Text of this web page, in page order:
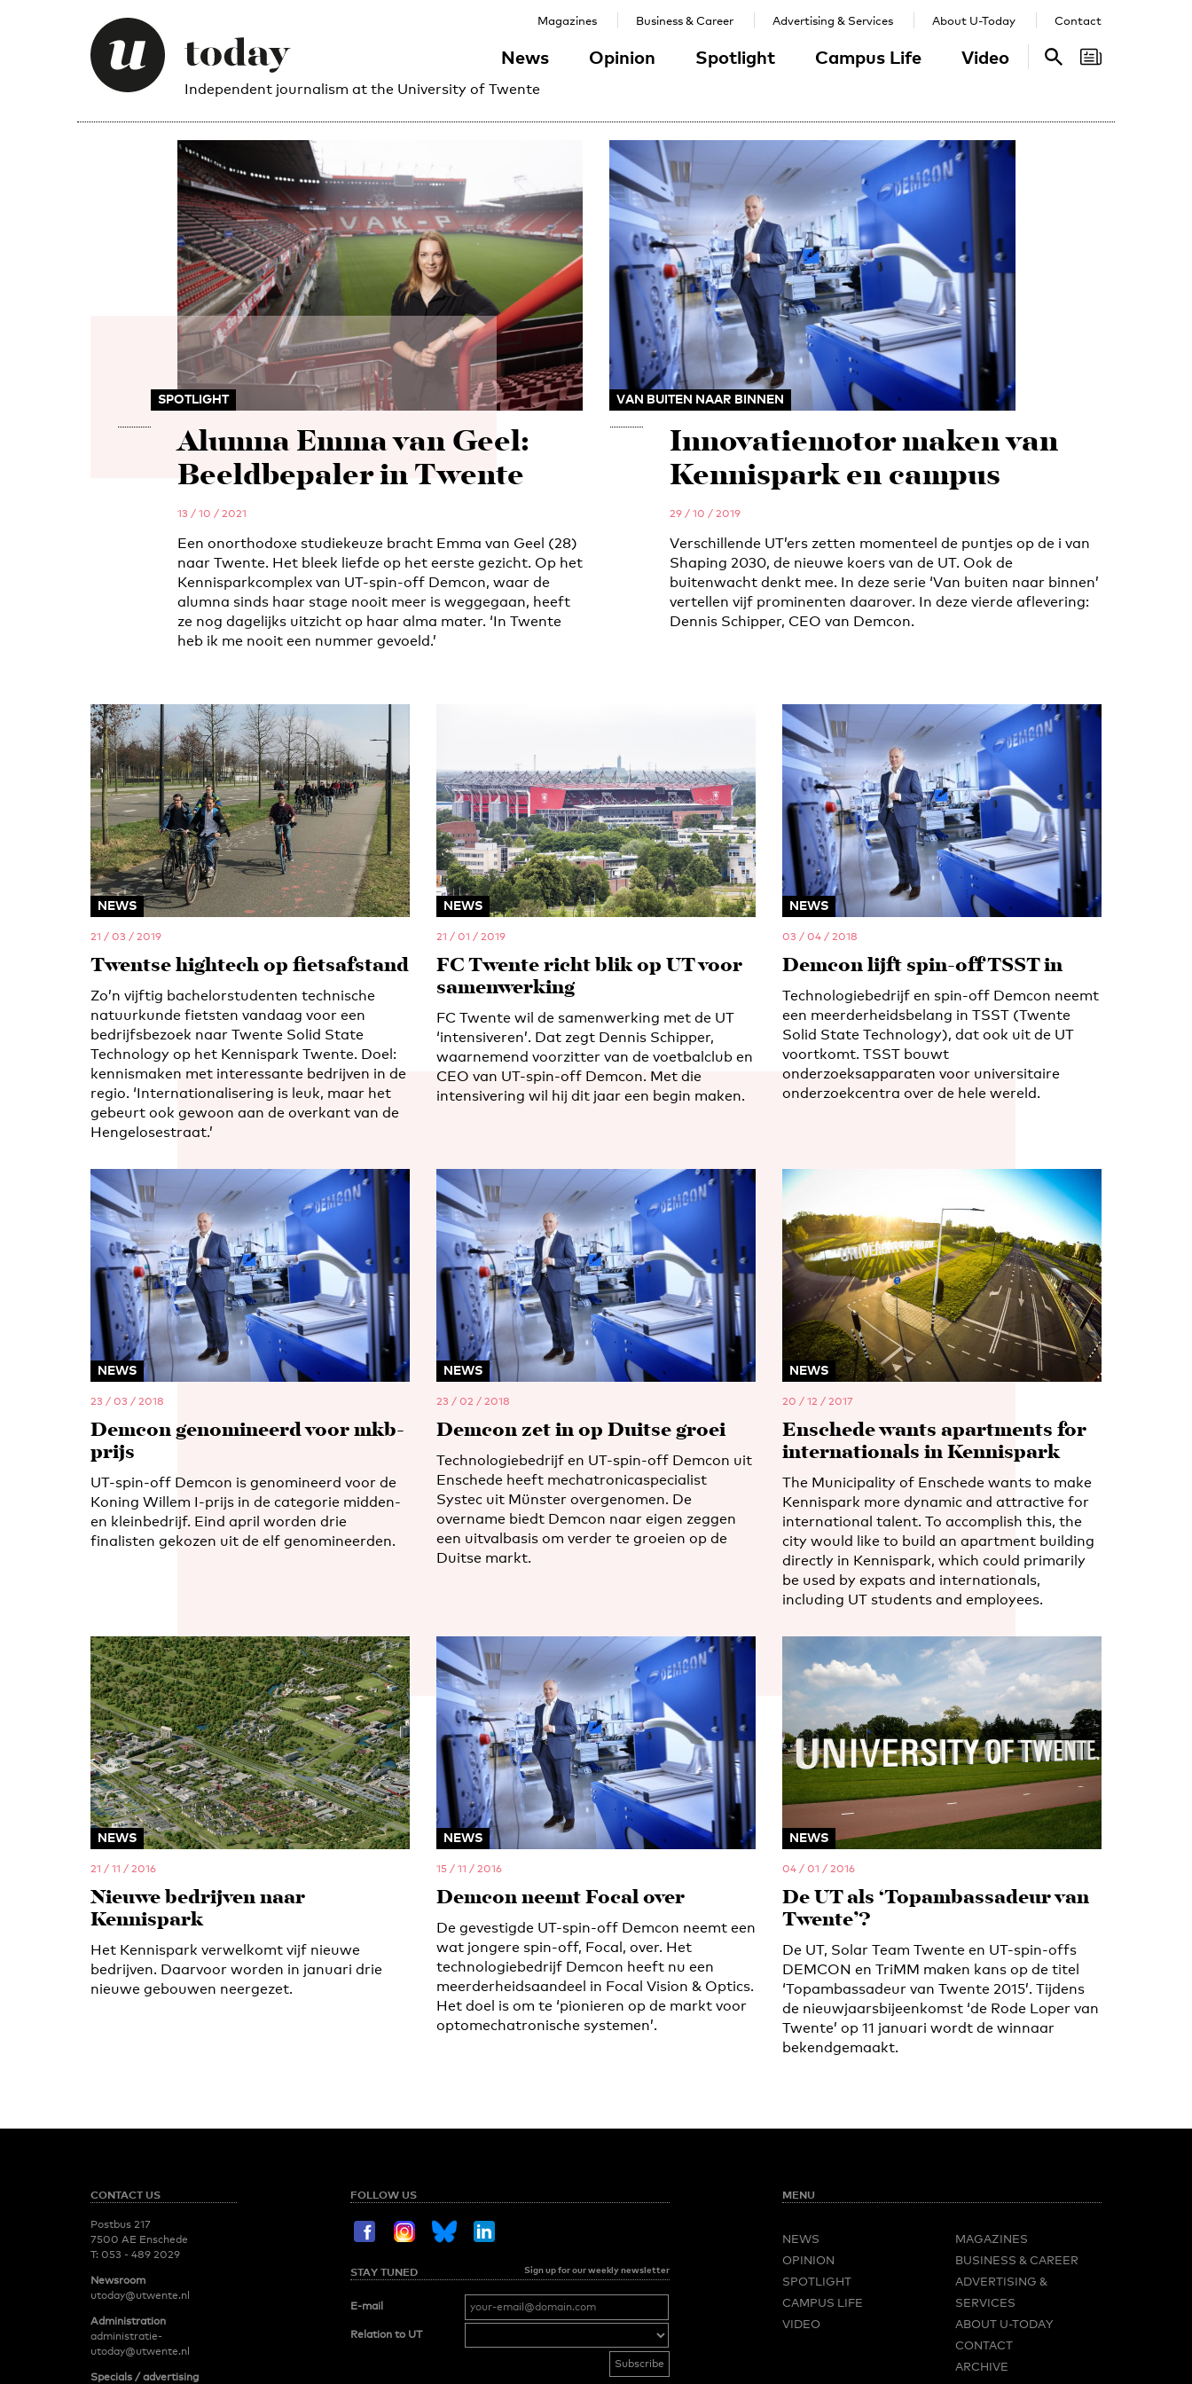
Independent journalism at the University of Twente
News Opinion Spotlight Campus Life Video
Magazines Business & Career Advertising & Services About U-Today Contact
Search
SPOTLIGHT
Alumna Emma van Geel:
Beeldbepaler in Twente
13 / 10 / 2021
Een onorthodoxe studiekeuze bracht Emma van Geel (28)
naar Twente. Het bleek liefde op het eerste gezicht. Op het
Kennisparkcomplex van UT-spin-off Demcon, waar de
alumna sinds haar stage nooit meer is weggegaan, heeft
ze nog dagelijks uitzicht op haar alma mater. ‘In Twente
heb ik me nooit een nummer gevoeld.’
VAN BUITEN NAAR BINNEN
Innovatiemotor maken van
Kennispark en campus
29 / 10 / 2019
Verschillende UT’ers zetten momenteel de puntjes op de i van
Shaping 2030, de nieuwe koers van de UT. Ook de
buitenwacht denkt mee. In deze serie ‘Van buiten naar binnen’
vertellen vijf prominenten daarover. In deze vierde aflevering:
Dennis Schipper, CEO van Demcon.
NEWS
21 / 03 / 2019
Twentse hightech op fietsafstand
Zo’n vijftig bachelorstudenten technische
natuurkunde fietsten vandaag voor een
bedrijfsbezoek naar Twente Solid State
Technology op het Kennispark Twente. Doel:
kennismaken met interessante bedrijven in de
regio. ‘Internationalisering is leuk, maar het
gebeurt ook gewoon aan de overkant van de
Hengelosestraat.’
NEWS
21 / 01 / 2019
FC Twente richt blik op UT voor
samenwerking
FC Twente wil de samenwerking met de UT
‘intensiveren’. Dat zegt Dennis Schipper,
waarnemend voorzitter van de voetbalclub en
CEO van UT-spin-off Demcon. Met die
intensivering wil hij dit jaar een begin maken.
NEWS
03 / 04 / 2018
Demcon lijft spin-off TSST in
Technologiebedrijf en spin-off Demcon neemt
een meerderheidsbelang in TSST (Twente
Solid State Technology), dat ook uit de UT
voortkomt. TSST bouwt
onderzoeksapparaten voor universitaire
onderzoekcentra over de hele wereld.
NEWS
23 / 03 / 2018
Demcon genomineerd voor mkb-
prijs
UT-spin-off Demcon is genomineerd voor de
Koning Willem I-prijs in de categorie midden-
en kleinbedrijf. Eind april worden drie
finalisten gekozen uit de elf genomineerden.
NEWS
23 / 02 / 2018
Demcon zet in op Duitse groei
Technologiebedrijf en UT-spin-off Demcon uit
Enschede heeft mechatronicaspecialist
Systec uit Münster overgenomen. De
overname biedt Demcon naar eigen zeggen
een uitvalbasis om verder te groeien op de
Duitse markt.
NEWS
20 / 12 / 2017
Enschede wants apartments for
internationals in Kennispark
The Municipality of Enschede wants to make
Kennispark more dynamic and attractive for
international talent. To accomplish this, the
city would like to build an apartment building
directly in Kennispark, which could primarily
be used by expats and internationals,
including UT students and employees.
NEWS
21 / 11 / 2016
Nieuwe bedrijven naar
Kennispark
Het Kennispark verwelkomt vijf nieuwe
bedrijven. Daarvoor worden in januari drie
nieuwe gebouwen neergezet.
NEWS
15 / 11 / 2016
Demcon neemt Focal over
De gevestigde UT-spin-off Demcon neemt een
wat jongere spin-off, Focal, over. Het
technologiebedrijf Demcon heeft nu een
meerderheidsaandeel in Focal Vision & Optics.
Het doel is om te ‘pionieren op de markt voor
optomechatronische systemen’.
NEWS
04 / 01 / 2016
De UT als ‘Topambassadeur van
Twente’?
De UT, Solar Team Twente en UT-spin-offs
DEMCON en TriMM maken kans op de titel
‘Topambassadeur van Twente 2015’. Tijdens
de nieuwjaarsbijeenkomst ‘de Rode Loper van
Twente’ op 11 januari wordt de winnaar
bekendgemaakt.
CONTACT US
Postbus 217
7500 AE Enschede
T: 053 - 489 2029
Newsroom
utoday@utwente.nl
Administration
administratie-
utoday@utwente.nl
Specials / advertising
FOLLOW US
STAY TUNED Sign up for our weekly newsletter
E-mail
Relation to UT
MENU
NEWS
OPINION
SPOTLIGHT
CAMPUS LIFE
VIDEO
MAGAZINES
BUSINESS & CAREER
ADVERTISING &
SERVICES
ABOUT U-TODAY
CONTACT
ARCHIVE